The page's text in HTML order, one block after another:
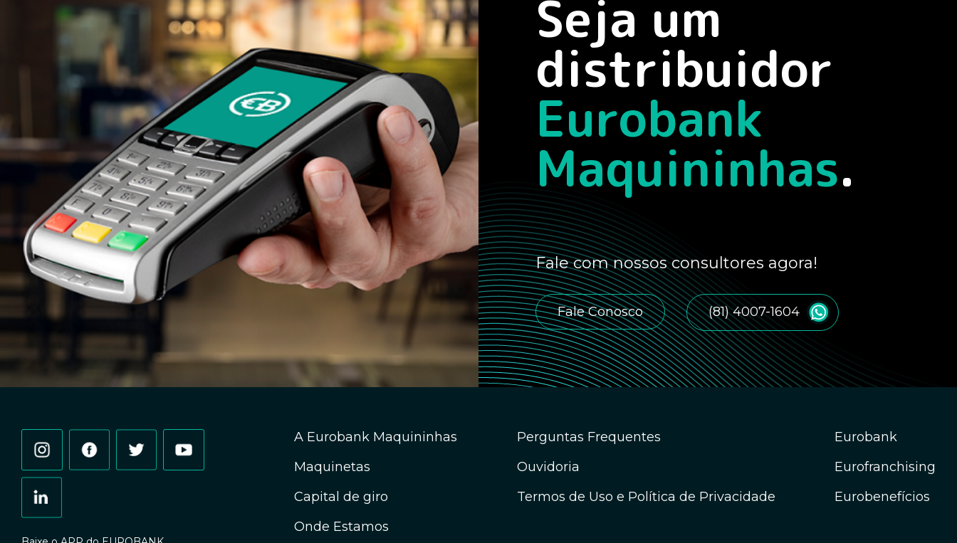
Seja um
distribuidor
Eurobank
Maquininhas.
Fale com nossos consultores agora!
Fale Conosco (81) 4007-1604
A Eurobank Maquininhas
Maquinetas
Capital de giro
Onde Estamos
Perguntas Frequentes
Ouvidoria
Termos de Uso e Política de Privacidade
Eurobank
Eurofranchising
Eurobenefícios